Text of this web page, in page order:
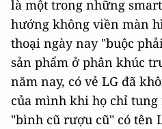
là một trong những
hướng không viền màn
thoại ngày nay "buộc
sản phẩm ở phân khúc
năm nay, có vẻ LG đã
của mình khi họ chỉ tung
"bình cũ rượu cũ" có tên